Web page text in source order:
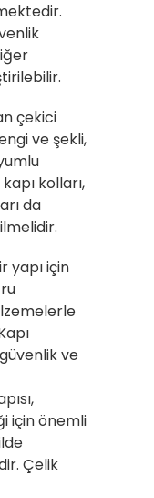
çekici
ve şekli,
kapı kolları,
da
yapı için
ve
için önemli
Çelik